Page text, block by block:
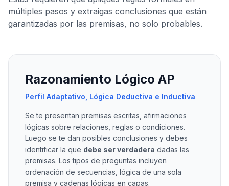
múltiples pasos y extraigas conclusiones que están
garantizadas por las premisas, no solo probables.
Razonamiento Lógico AP
Perfil Adaptativo, Lógica Deductiva e Inductiva
Se te presentan premisas escritas, afirmaciones
lógicas sobre relaciones, reglas o condiciones.
Luego se te dan posibles conclusiones y debes
identificar la que debe ser verdadera dadas las
premisas. Los tipos de preguntas incluyen
ordenación de secuencias, lógica de una sola
premisa y cadenas lógicas en capas.